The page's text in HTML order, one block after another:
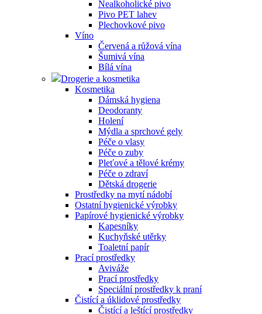
Nealkoholické pivo
Pivo PET lahev
Plechovkové pivo
Víno
Červená a růžová vína
Šumivá vína
Bílá vína
Drogerie a kosmetika
Kosmetika
Dámská hygiena
Deodoranty
Holení
Mýdla a sprchové gely
Péče o vlasy
Péče o zuby
Pleťové a tělové krémy
Péče o zdraví
Dětská drogerie
Prostředky na mytí nádobí
Ostatní hygienické výrobky
Papírové hygienické výrobky
Kapesníky
Kuchyňské utěrky
Toaletní papír
Prací prostředky
Aviváže
Prací prostředky
Speciální prostředky k praní
Čistící a úklidové prostředky
Čistící a leštící prostředky